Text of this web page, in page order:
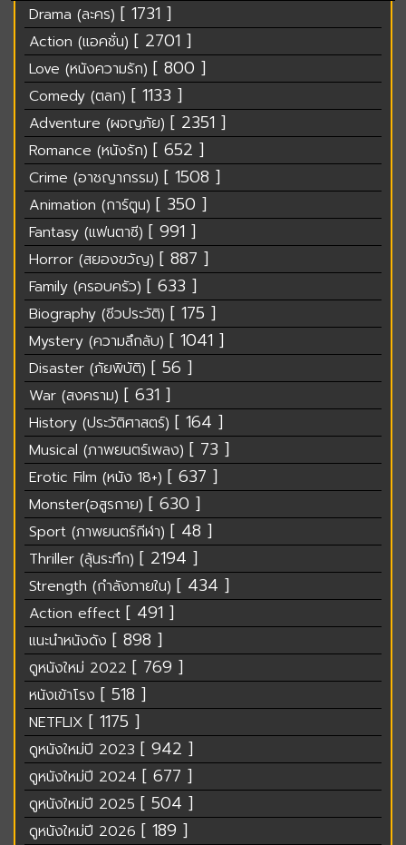
Drama (ละคร) [ 1731 ]
Action (แอคชั่น) [ 2701 ]
Love (หนังความรัก) [ 800 ]
Comedy (ตลก) [ 1133 ]
Adventure (ผจญภัย) [ 2351 ]
Romance (หนังรัก) [ 652 ]
Crime (อาชญากรรม) [ 1508 ]
Animation (การ์ตูน) [ 350 ]
Fantasy (แฟนตาซี) [ 991 ]
Horror (สยองขวัญ) [ 887 ]
Family (ครอบครัว) [ 633 ]
Biography (ชีวประวัติ) [ 175 ]
Mystery (ความลึกลับ) [ 1041 ]
Disaster (ภัยพิบัติ) [ 56 ]
War (สงคราม) [ 631 ]
History (ประวัติศาสตร์) [ 164 ]
Musical (ภาพยนตร์เพลง) [ 73 ]
Erotic Film (หนัง 18+) [ 637 ]
Monster(อสูรกาย) [ 630 ]
Sport (ภาพยนตร์กีฬา) [ 48 ]
Thriller (ลุ้นระทึก) [ 2194 ]
Strength (กำลังภายใน) [ 434 ]
Action effect [ 491 ]
แนะนำหนังดัง [ 898 ]
ดูหนังใหม่ 2022 [ 769 ]
หนังเข้าโรง [ 518 ]
NETFLIX [ 1175 ]
ดูหนังใหม่ปี 2023 [ 942 ]
ดูหนังใหม่ปี 2024 [ 677 ]
ดูหนังใหม่ปี 2025 [ 504 ]
ดูหนังใหม่ปี 2026 [ 189 ]